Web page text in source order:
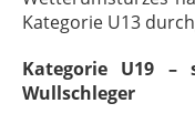
Kategorie U13
Kategorie U19
Wullschleger